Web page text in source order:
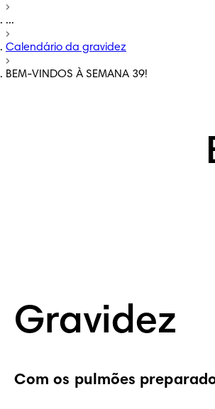
...
Calendário da gravidez
BEM-VINDOS À SEMANA 39!
Gravidez
Com os pulmões